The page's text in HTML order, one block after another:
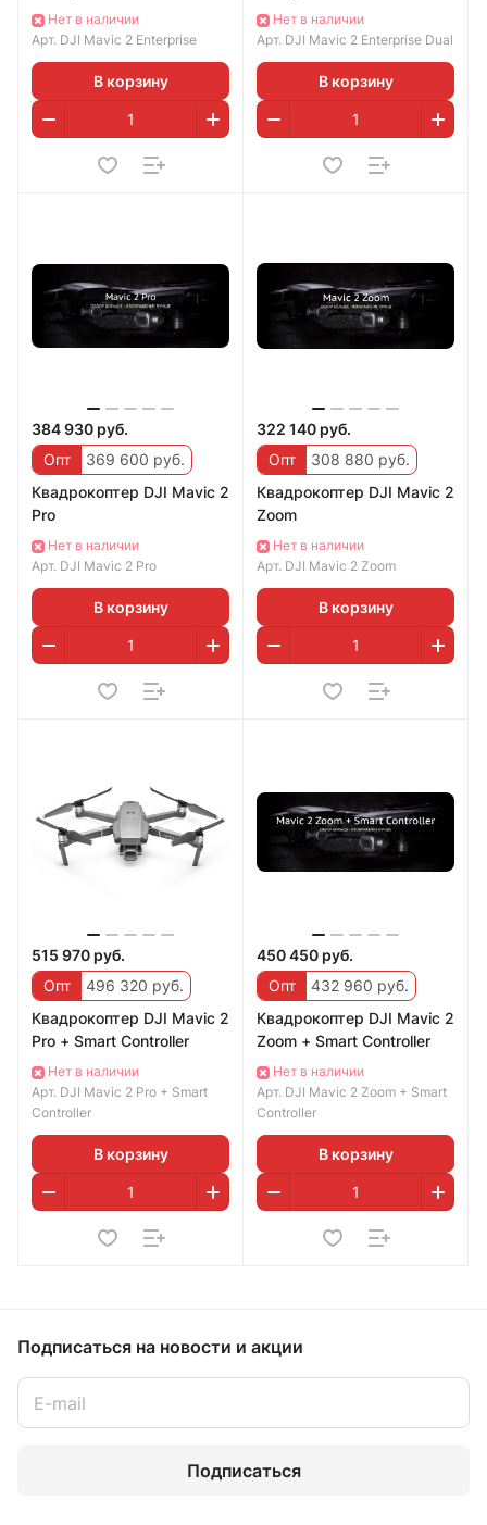
Нет в наличии
Арт. DJI Mavic 2 Enterprise
В корзину
Нет в наличии
Арт. DJI Mavic 2 Enterprise Dual
В корзину
384 930 руб.
Опт
369 600 руб.
Квадрокоптер DJI Mavic 2
Pro
Нет в наличии
Арт. DJI Mavic 2 Pro
В корзину
322 140 руб.
Опт
308 880 руб.
Квадрокоптер DJI Mavic 2
Zoom
Нет в наличии
Арт. DJI Mavic 2 Zoom
В корзину
515 970 руб.
Опт
496 320 руб.
Квадрокоптер DJI Mavic 2
Pro + Smart Controller
Нет в наличии
Арт. DJI Mavic 2 Pro + Smart
Controller
В корзину
450 450 руб.
Опт
432 960 руб.
Квадрокоптер DJI Mavic 2
Zoom + Smart Controller
Нет в наличии
Арт. DJI Mavic 2 Zoom + Smart
Controller
В корзину
Подписаться на новости и акции
Подписаться